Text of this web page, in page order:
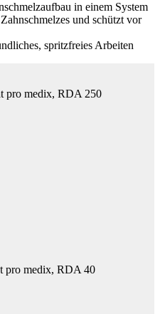
in einem System
und schützt vor
spritzfreies Arbeiten
pro medix, RDA 250
pro medix, RDA 40